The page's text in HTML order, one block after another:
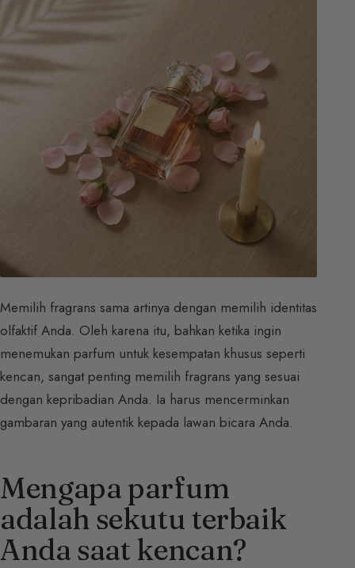
Memilih fragrans sama artinya dengan memilih identitas
olfaktif Anda. Oleh karena itu, bahkan ketika ingin
menemukan parfum untuk kesempatan khusus seperti
kencan, sangat penting memilih fragrans yang sesuai
dengan kepribadian Anda. Ia harus mencerminkan
gambaran yang autentik kepada lawan bicara Anda.
Mengapa parfum
adalah sekutu terbaik
Anda saat kencan?